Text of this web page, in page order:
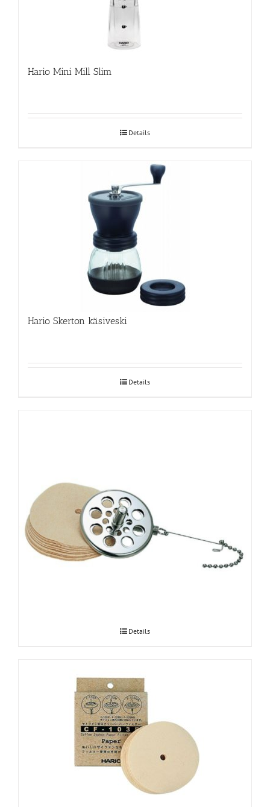
Hario Mini Mill Slim
Details
Hario Skerton käsiveski
Details
Details